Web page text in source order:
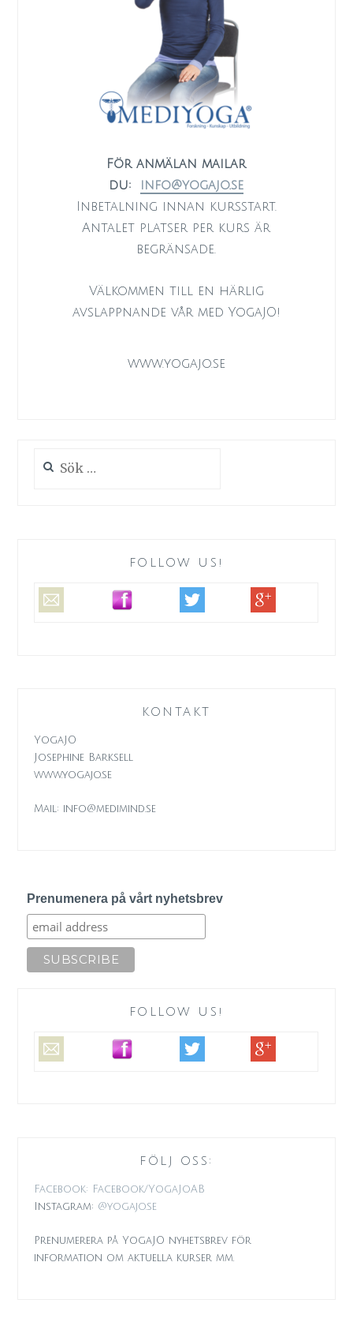
För anmälan mailar
du: info@yogajo.se
Inbetalning innan kursstart.
Antalet platser per kurs är
begränsade.
Välkommen till en härlig
avslappnande vår med YogaJO!
www.yogajo.se
efter:
FOLLOW US!
KONTAKT
YogaJO
Josephine Barksell
www.yogajo.se
Mail: info@medimind.se
Prenumenera på vårt nyhetsbrev
FOLLOW US!
FÖLJ OSS:
Facebook: Facebook/YogaJoAB
Instagram: @yogajo.se
Prenumerera på YogaJO nyhetsbrev för
information om aktuella kurser mm.